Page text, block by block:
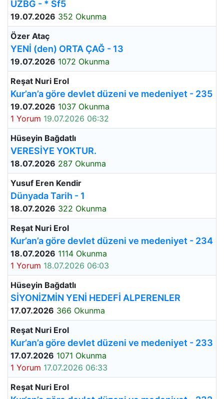
UZBG - * Sf5
19.07.2026 352 Okunma
Özer Ataç
YENİ (den) ORTA ÇAĞ - 13
19.07.2026 1072 Okunma
Reşat Nuri Erol
Kur’an’a göre devlet düzeni ve medeniyet - 235
19.07.2026 1037 Okunma
1 Yorum 19.07.2026 06:32
Hüseyin Bağdatlı
VERESİYE YOKTUR.
18.07.2026 287 Okunma
Yusuf Eren Kendir
Dünyada Tarih - 1
18.07.2026 322 Okunma
Reşat Nuri Erol
Kur’an’a göre devlet düzeni ve medeniyet - 234
18.07.2026 1114 Okunma
1 Yorum 18.07.2026 06:03
Hüseyin Bağdatlı
SİYONİZMİN YENİ HEDEFİ ALPERENLER
17.07.2026 366 Okunma
Reşat Nuri Erol
Kur’an’a göre devlet düzeni ve medeniyet - 233
17.07.2026 1071 Okunma
1 Yorum 17.07.2026 06:33
Reşat Nuri Erol